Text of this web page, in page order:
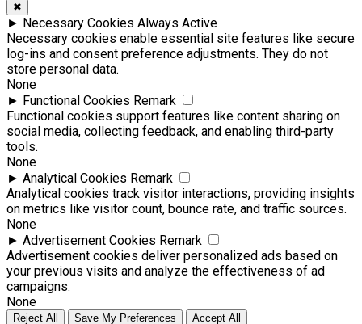
✖
► Necessary Cookies Always Active
Necessary cookies enable essential site features like secure
log-ins and consent preference adjustments. They do not
store personal data.
None
► Functional Cookies Remark
Functional cookies support features like content sharing on
social media, collecting feedback, and enabling third-party
tools.
None
► Analytical Cookies Remark
Analytical cookies track visitor interactions, providing insights
on metrics like visitor count, bounce rate, and traffic sources.
None
► Advertisement Cookies Remark
Advertisement cookies deliver personalized ads based on
your previous visits and analyze the effectiveness of ad
campaigns.
None
Reject All Save My Preferences Accept All